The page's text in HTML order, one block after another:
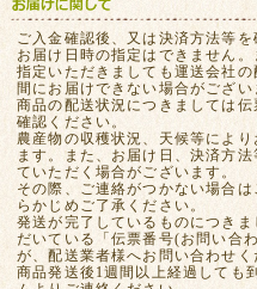
ご入金確認後、又は決済方法等を
お届け日時の指定はできません
指定いただきましても運送会社
間にお届けできない場合がござ
商品の配送状況につきましては
確認ください。
農産物の収穫状況、天候等によ
ます。また、お届け日、決済方
ていただく場合がございます。
その際、ご連絡がつかない場合
らかじめご了承ください。
発送が完了しているものにつき
だいている「伝票番号(お問い合
が、配送業者様へお問い合わせ
商品発送後1週間以上経過しても